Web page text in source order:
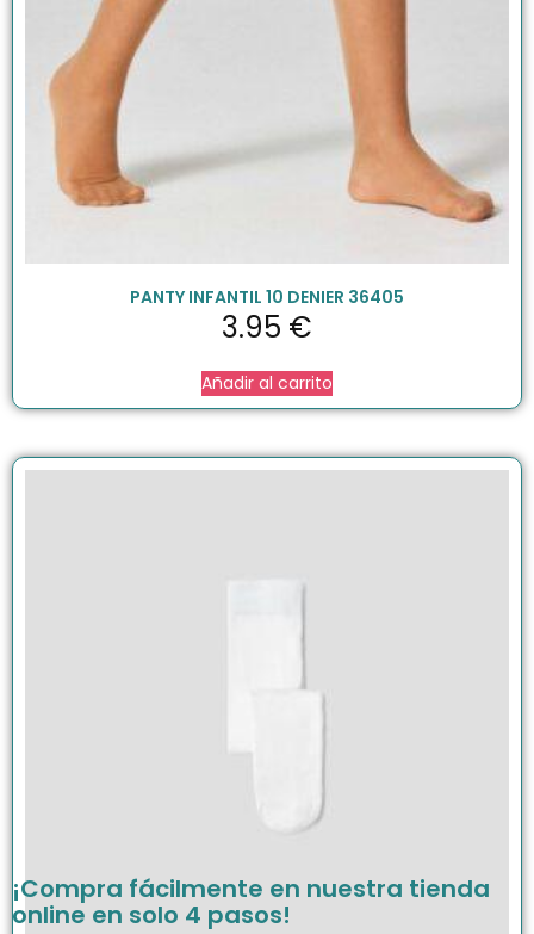
PANTY INFANTIL 10 DENIER 36405
3.95 €
Añadir al carrito
¡Compra fácilmente en nuestra tienda
online en solo 4 pasos!